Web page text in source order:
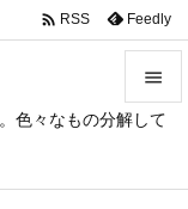
色々なもの分解して



 RSS Feedly